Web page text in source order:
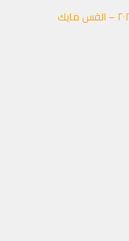
خدمة الكنيسة المباشر يوم الأحد ٢ أغسطس ٢٠٢٦ – القس مايك